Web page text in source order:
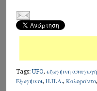
Tags:UFO,εξωγήινη απαγωγή
Εξωγήινοι,Η.Π.Α.,Κολοράντο